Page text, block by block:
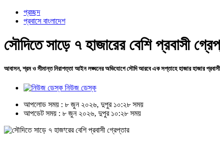
প্রচ্ছদ
প্রবাসে বাংলাদেশ
সৌদিতে সাড়ে ৭ হাজারের বেশি প্রবাসী
আবাসন, শ্রম ও সীমান্ত নিরাপত্তা আইন লঙ্ঘনের অভিযোগে সৌদি আরবে এক সপ্তাহে হাজার হাজার
নিউজ ডেস্ক
আপলোড সময় : ৮ জুন ২০২৬, দুপুর ১০:২৮ সময়
আপডেট সময় : ৮ জুন ২০২৬, দুপুর ১০:২৮ সময়